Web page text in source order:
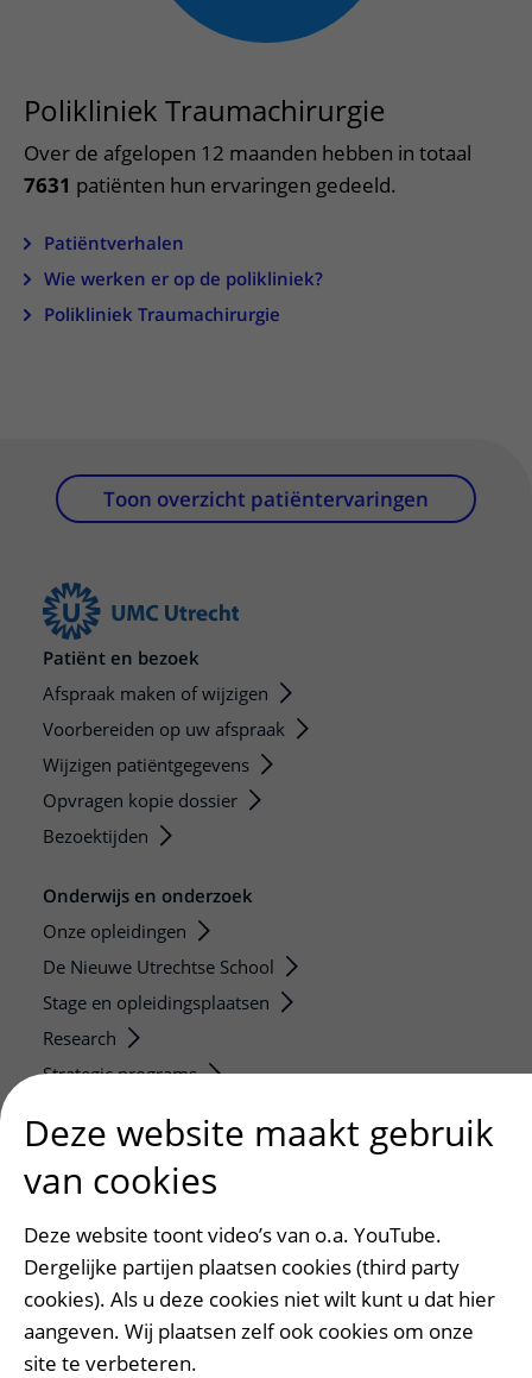
Onderzoeken en diagnostiek
Het Wilhelmina Kinderziekenhuis
Bezoektijden
Wijzigen patiëntgegevens
Mijn UMC Utrecht patiëntportaal
Faciliteiten en voorzieningen
Kwaliteit en veiligheid
Route naar het ziekenhuis
Wegwijs in het ziekenhuis
Contact met polikliniek
Contact met verpleegafdeling
Het Wilhelmina Kinderziekenhuis
Teleconsult aanvragen
Zorgverlenersportaal
Research
Onderwijs
Werken bij het UMC Utrecht
Polikliniek Traumachirurgie
Over de afgelopen 12 maanden hebben in totaal
7631 patiënten hun ervaringen gedeeld.
Patiëntverhalen
Wie werken er op de polikliniek?
Polikliniek Traumachirurgie
Toon overzicht patiëntervaringen
Patiënt en bezoek
Afspraak maken of wijzigen
Voorbereiden op uw afspraak
Wijzigen patiëntgegevens
Opvragen kopie dossier
Bezoektijden
Onderwijs en onderzoek
Onze opleidingen
De Nieuwe Utrechtse School
Stage en opleidingsplaatsen
Research
Strategic programs
Researchers
Research technologies
Verwijzers
Mijn patiënt verwijzen
Teleconsult aanvragen
Diagnostiek aanvragen
Deze website maakt gebruik
van cookies
Deze website toont video’s van o.a. YouTube.
Dergelijke partijen plaatsen cookies (third party
cookies). Als u deze cookies niet wilt kunt u dat hier
aangeven. Wij plaatsen zelf ook cookies om onze
site te verbeteren.